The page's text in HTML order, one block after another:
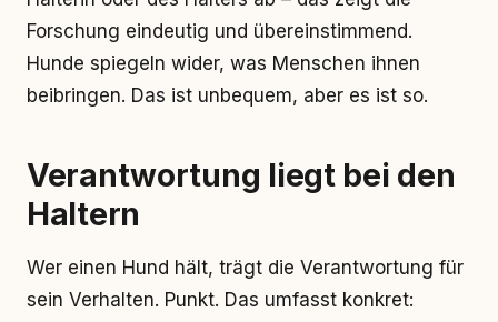
Forschung eindeutig und übereinstimmend.
Hunde spiegeln wider, was Menschen ihnen
beibringen. Das ist unbequem, aber es ist so.
Verantwortung liegt bei den
Haltern
Wer einen Hund hält, trägt die Verantwortung für
sein Verhalten. Punkt. Das umfasst konkret: